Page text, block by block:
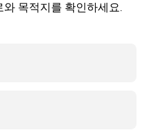
목적지를 확인하세요.